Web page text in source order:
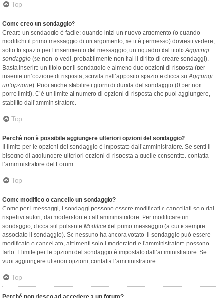
Top
Come creo un sondaggio?
Creare un sondaggio è facile: quando inizi un nuovo argomento (o quando
modifichi il primo messaggio di un argomento, se ti è permesso) dovresti vedere,
sotto lo spazio per l’inserimento del messaggio, un riquadro dal titoloAggiungi
sondaggio (se non lo vedi, probabilmente non hai il diritto di creare sondaggi).
Basta inserire un titolo per il sondaggio e almeno due opzioni di risposta (per
inserire un’opzione di risposta, scrivila nell’apposito spazio e clicca suAggiungi
un’opzione). Puoi anche stabilire i giorni di durata del sondaggio (0 per non
porre limiti). C’è un limite al numero di opzioni di risposta che puoi aggiungere,
stabilito dall’amministratore.
Top
Perché non è possibile aggiungere ulteriori opzioni del sondaggio?
Il limite per le opzioni del sondaggio è impostato dall’amministratore. Se senti il
bisogno di aggiungere ulteriori opzioni di risposta a quelle consentite, contatta
l’amministratore del Forum.
Top
Come modifico o cancello un sondaggio?
Come per i messaggi, i sondaggi possono essere modificati e cancellati solo dai
rispettivi autori, dai moderatori e dall’amministratore. Per modificare un
sondaggio, clicca sul pulsante Modifica del primo messaggio (a cui è sempre
associato il sondaggio). Se nessuno ha ancora votato, il sondaggio può essere
modificato o cancellato, altrimenti solo i moderatori e l’amministratore possono
farlo. Il limite per le opzioni del sondaggio è impostato dall’amministratore. Se
vuoi aggiungere ulteriori opzioni, contatta l’amministratore.
Top
Perché non riesco ad accedere a un forum?